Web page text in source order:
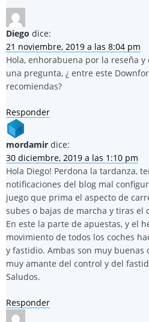
Diego dice:
21 noviembre, 2019 a las 8:04 pm
Hola, enhorabuena por la reseña
una pregunta, ¿ entre este
recomiendas?
Responder
mordamir dice:
30 diciembre, 2019 a las 1:10 pm
Hola Diego! Perdona la tardanza,
notificaciones del blog mal
juego que prima el aspecto de
subes o bajas de marcha y tiras el
En este la parte de apuestas, y el
movimiento de todos los coches
y fastidio. Ambas son muy buenas
muy amante del control y del
Saludos.
Responder